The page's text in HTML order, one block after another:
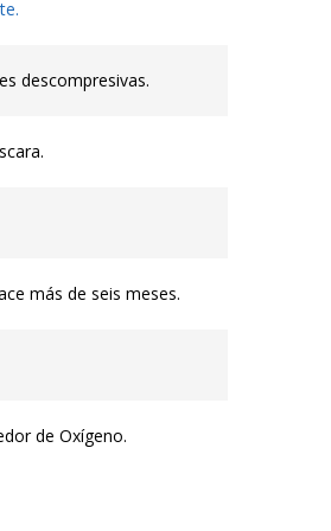
descompresivas.
más de seis meses.
de Oxígeno.